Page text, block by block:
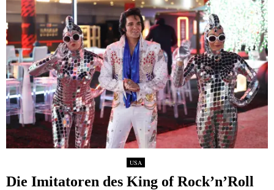
USA
Die Imitatoren des King of Rock’n’Roll